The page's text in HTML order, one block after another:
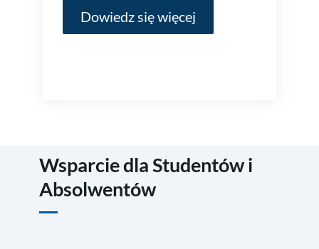
Dowiedz się więcej
Wsparcie dla Studentów i
Absolwentów